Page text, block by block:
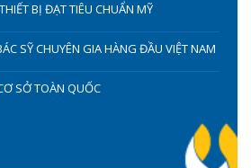
BỊ ĐẠT TIÊU CHUẨN MỸ
SỸ CHUYÊN GIA HÀNG ĐẦU VIỆT NAM
SỞ TOÀN QUỐC